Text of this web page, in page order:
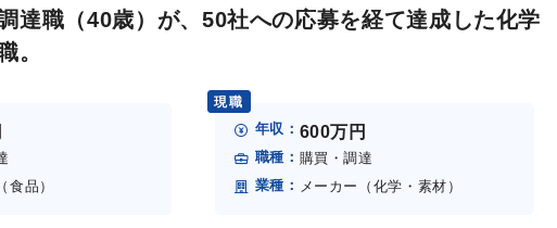
達職（40歳）が、50社への応募を経て達成した化学
。
食品）
現職
年収： 600万円
職種： 購買・調達
業種： メーカー（化学・素材）